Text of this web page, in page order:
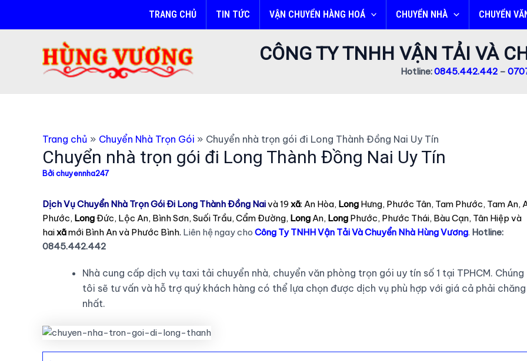
TRANG CHỦ TIN TỨC VẬN CHUYỂN HÀNG HOÁ CHUYỂN NHÀ CHUYỂN
CÔNG TY TNHH VẬN TẢI VÀ
Hotline:0845.442.442–
Trang chủ Chuyển Nhà Trọn Gói Chuyển nhà trọn gói đi Long Thành Đồng Nai Uy Tín
Chuyển nhà trọn gói đi Long Thành Đồng Nai Uy Tín
Bởichuyennha247
Dịch Vụ Chuyển Nhà Trọn Gói Đi Long Thành Đồng Naivà 19 xã: An Hòa, Long Hưng, Phước Tân, Tam Phước, Tam An,
Phước, LongĐức, Lộc An, Bình Sơn, Suối Trầu, Cẩm Đường, Long An, Long Phước, Phước Thái, Bàu Cạn, Tân Hiệp và
haixãmới Bình An và Phước Bình. Liên hệ ngay cho Công Ty TNHH Vận Tải Và Chuyển Nhà Hùng Vương. Hotline:
0845.442.442
Nhà cung cấp dịch vụ taxi tải chuyển nhà, chuyển văn phòng trọn gói uy tín số 1 tại TPHCM. Chúng
tôi sẽ tư vấn và hỗ trợ quý khách hàng có thể lựa chọn được dịch vụ phù hợp với giá cả phải chăng
nhất.